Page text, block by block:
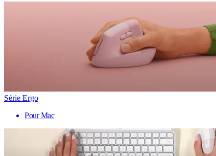
Série Ergo
Pour Mac